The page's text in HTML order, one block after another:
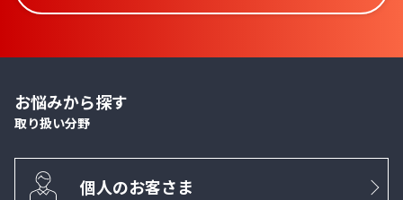
お悩みから探す
取り扱い分野
個人のお客さま